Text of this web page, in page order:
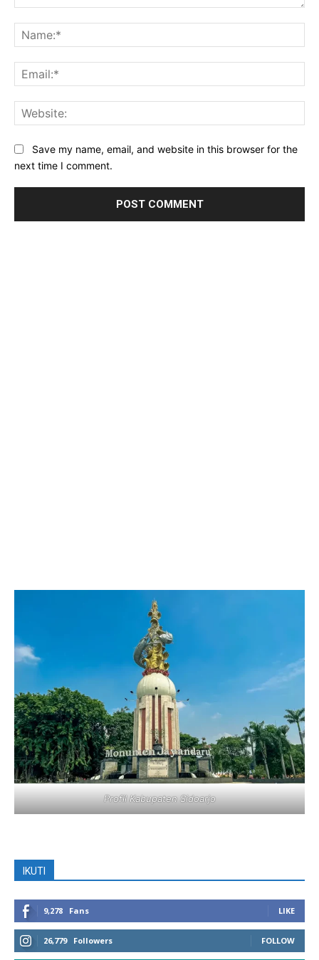
Save my name, email, and website in this browser for the
next time I comment.
Profil Kabupaten Sidoarjo
IKUTI
9,278 Fans LIKE
26,779 Followers FOLLOW